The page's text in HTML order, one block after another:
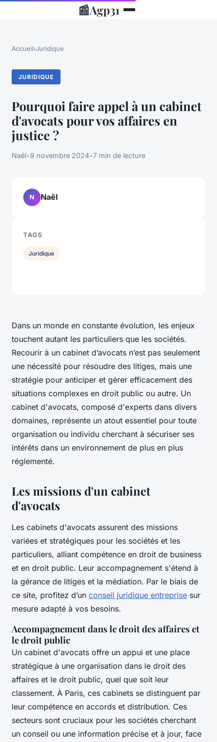
📰Agp31
Accueil›Juridique
JURIDIQUE
Pourquoi faire appel à un cabinet
d'avocats pour vos affaires en
justice ?
Naël•9 novembre 2024•7 min de lecture
Dans un monde en constante évolution, les enjeux
touchent autant les particuliers que les sociétés.
Recourir à un cabinet d’avocats n’est pas seulement
une nécessité pour résoudre des litiges, mais une
stratégie pour anticiper et gérer efficacement des
situations complexes en droit public ou autre. Un
cabinet d'avocats, composé d'experts dans divers
domaines, représente un atout essentiel pour toute
organisation ou individu cherchant à sécuriser ses
intérêts dans un environnement de plus en plus
réglementé.
Les missions d'un cabinet
d'avocats
Les cabinets d'avocats assurent des missions
variées et stratégiques pour les sociétés et les
particuliers, alliant compétence en droit de business
et en droit public. Leur accompagnement s'étend à
la gérance de litiges et la médiation. Par le biais de
ce site, profitez d’un conseil juridique entreprise sur
mesure adapté à vos besoins.
Accompagnement dans le droit des affaires et
le droit public
Un cabinet d'avocats offre un appui et une place
stratégique à une organisation dans le droit des
affaires et le droit public, quel que soit leur
classement. À Paris, ces cabinets se distinguent par
leur compétence en accords et distribution. Ces
secteurs sont cruciaux pour les sociétés cherchant
un conseil ou une information précise et à jour, face
N Naël
TAGS
Juridique